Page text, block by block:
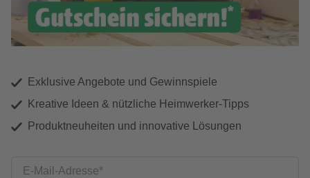
Exklusive Angebote und Gewinnspiele
Kreative Ideen & nützliche Heimwerker-Tipps
Produktneuheiten und innovative Lösungen
E-Mail-Adresse